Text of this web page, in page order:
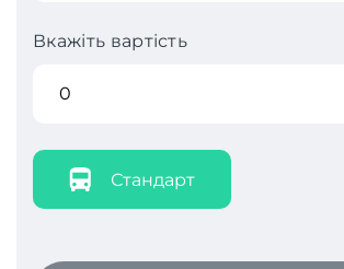
Вкажіть вартість
Стандарт